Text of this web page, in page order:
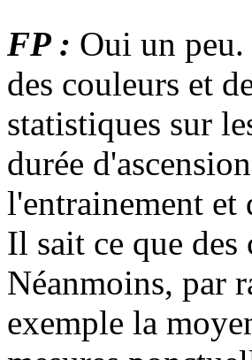
FP : Oui un
des couleurs et
statistiques sur
durée
l'entrainement et
Il sait ce que
Néanmoins, par
exemple la